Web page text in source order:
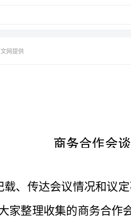
网提供
x481203